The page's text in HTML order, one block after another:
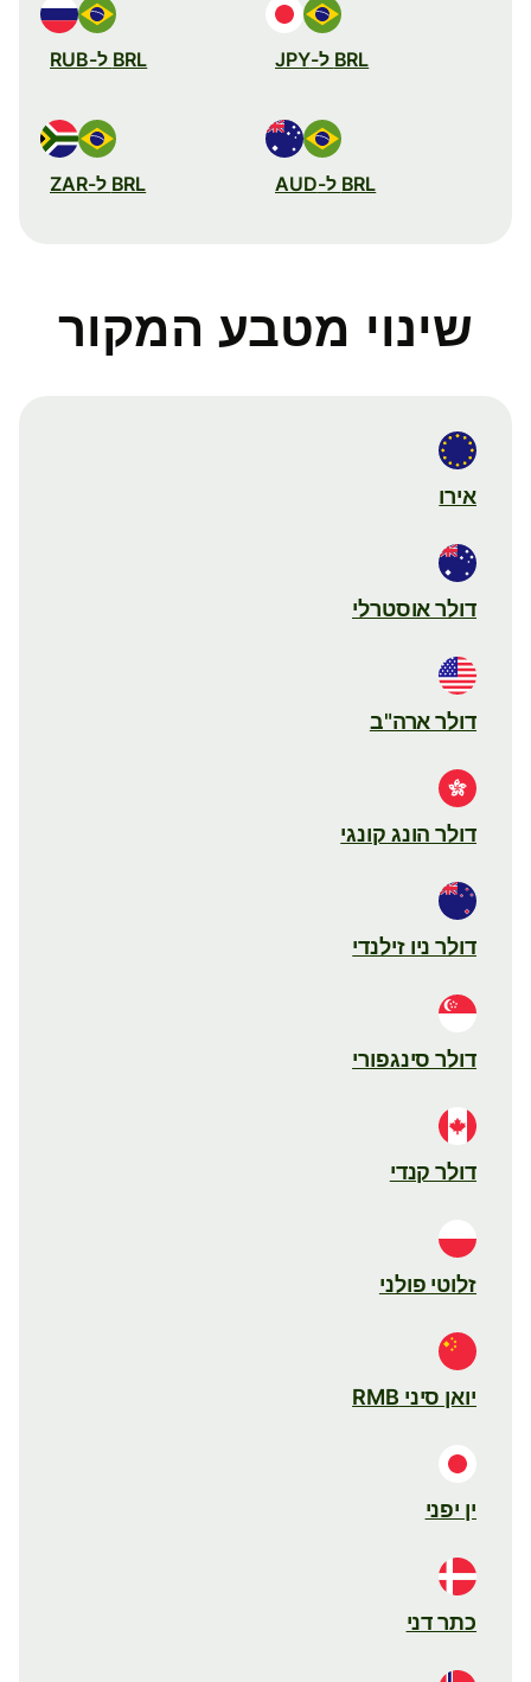
BRL ל-JPY BRL ל-RUB
BRL ל-AUD BRL ל-ZAR
שינוי מטבע המקור
אירו
דולר אוסטרלי
דולר ארה"ב
דולר הונג קונגי
דולר ניו זילנדי
דולר סינגפורי
דולר קנדי
זלוטי פולני
יואן סיני RMB
ין יפני
כתר דני